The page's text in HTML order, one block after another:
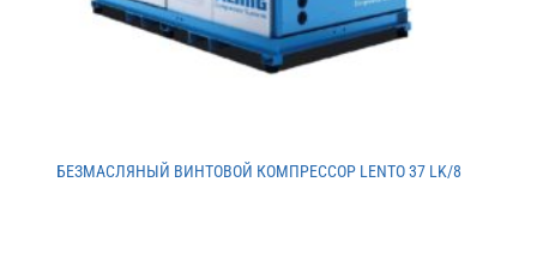
БЕЗМАСЛЯНЫЙ ВИНТОВОЙ КОМПРЕССОР LENTO 37 LK/8